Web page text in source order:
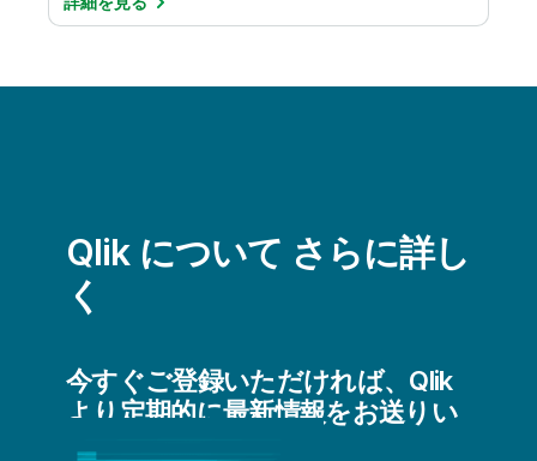
Qlik について さらに詳し
く
今すぐご登録いただければ、Qlik
より定期的に最新情報をお送りい